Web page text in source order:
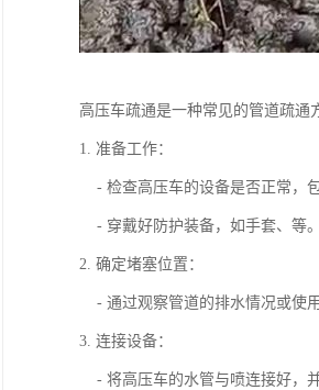
高压车疏通是一种常见的管道疏通
1. 准备工作：
- 检查高压车的设备是否正常，
- 穿戴好防护装备，如手套、等。
2. 确定堵塞位置：
- 通过观察管道的排水情况或使
3. 连接设备：
- 将高压车的水管与喷连接好，